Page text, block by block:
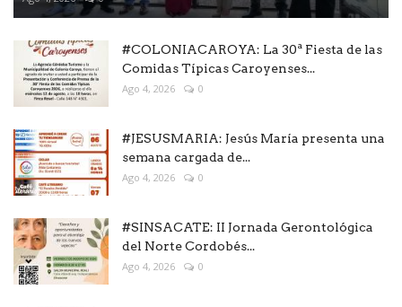
#COLONIACAROYA: La 30ª Fiesta de las
Comidas Típicas Caroyenses...
Ago 4, 2026 0
#JESUSMARIA: Jesús María presenta una
semana cargada de...
Ago 4, 2026 0
#SINSACATE: II Jornada Gerontológica
del Norte Cordobés...
Ago 4, 2026 0